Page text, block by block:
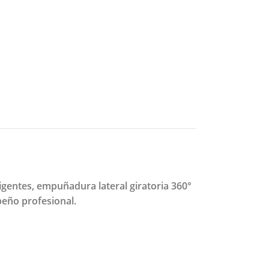
empuñadura lateral giratoria 360°
profesional.